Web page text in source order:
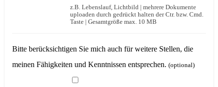
z.B. Lebenslauf, Lichtbild | mehrere Dokumente
uploaden durch gedrückt halten der Ctr. bzw. Cmd.
Taste | Gesamtgröße max. 10 MB
Bitte berücksichtigen Sie mich auch für weitere Stellen, die
meinen Fähigkeiten und Kenntnissen entsprechen. (optional)